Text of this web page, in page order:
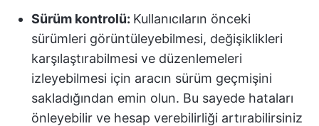
Sürüm kontrolü: Kullanıcıların önceki
sürümleri görüntüleyebilmesi, değişiklikleri
karşılaştırabilmesi ve düzenlemeleri
izleyebilmesi için aracın sürüm geçmişini
sakladığından emin olun. Bu sayede hataları
önleyebilir ve hesap verebilirliği artırabilirsiniz